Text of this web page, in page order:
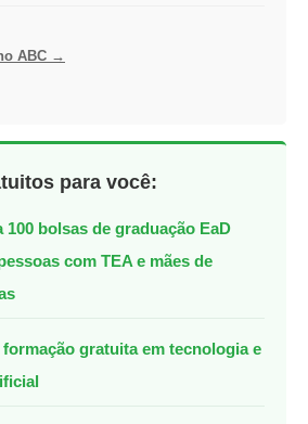
ABC →
para você:
100 bolsas de graduação EaD
com TEA e mães de
gratuita em tecnologia e